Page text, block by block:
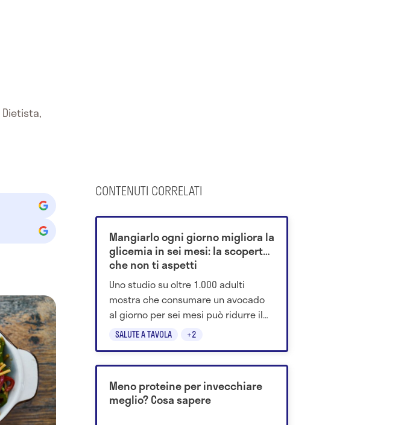
Dietista,
CONTENUTI CORRELATI
SALUTE A TAVOLA +2
Mangiarlo ogni giorno migliora la
glicemia in sei mesi: la scoperta
che non ti aspetti
Uno studio su oltre 1.000 adulti
mostra che consumare un avocado
al giorno per sei mesi può ridurre il
carico glicemico della dieta.
Meno proteine per invecchiare
meglio? Cosa sapere